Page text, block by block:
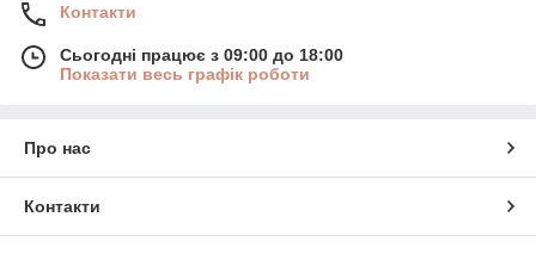
Контакти
Сьогодні працює з 09:00 до 18:00
Показати весь графік роботи
Про нас
Контакти